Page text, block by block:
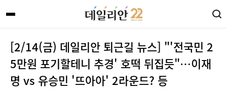
[2/14(금) 데일리안 퇴근길 뉴스] "'전국민 2
5만원 포기할테니 추경' 호떡 뒤집듯"…이재
명 vs 유승민 '뜨아아' 2라운드? 등